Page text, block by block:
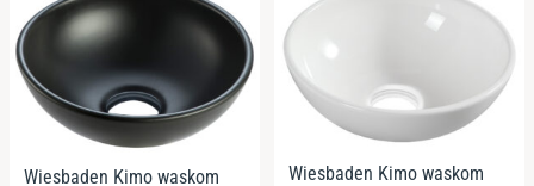
Wiesbaden Kimo waskom
Wiesbaden Kimo waskom